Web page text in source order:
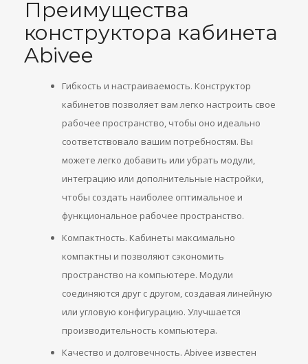
Преимущества
конструктора кабинета
Abivee
Гибкость и настраиваемость. Конструктор
кабинетов позволяет вам легко настроить свое
рабочее пространство, чтобы оно идеально
соответствовало вашим потребностям. Вы
можете легко добавить или убрать модули,
интеграцию или дополнительные настройки,
чтобы создать наиболее оптимальное и
функциональное рабочее пространство.
Компактность. Кабинеты максимально
компактны и позволяют сэкономить
пространство на компьютере. Модули
соединяются друг с другом, создавая линейную
или угловую конфигурацию. Улучшается
производительность компьютера.
Качество и долговечность. Abivee известен